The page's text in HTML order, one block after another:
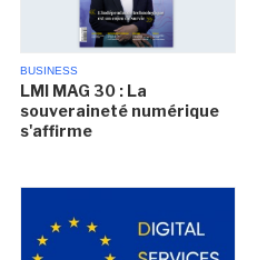
BUSINESS
LMI MAG 30 : La
souveraineté numérique
s'affirme